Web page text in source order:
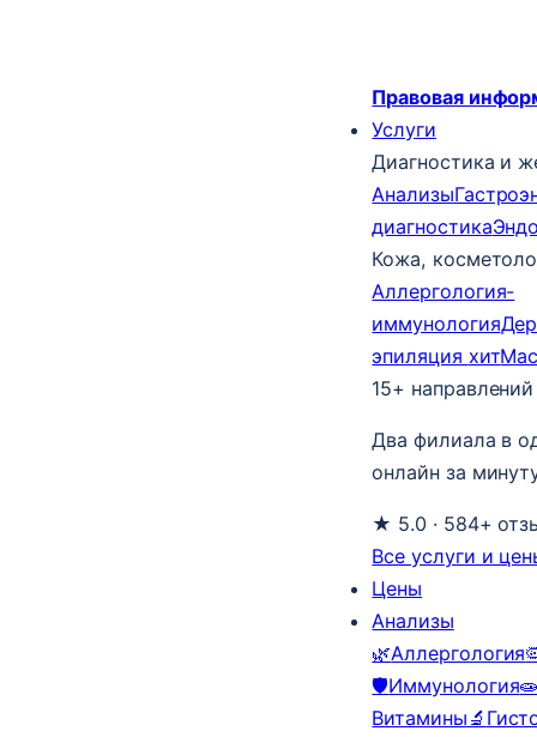
Правовая
Услуги
Диагностика и
Анализы
диагностика
Кожа,
Аллергология-
иммунология
эпиляция хит
15+
Два филиала в
онлайн за
★ 5.0 · 584+
Все услуги и
Цены
Анализы
🌿Аллергология
🛡️Иммунология
Витамины 🔬